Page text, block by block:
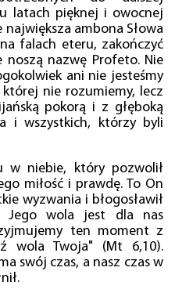
latach pięknej i owocnej
ambona Słowa
falach eteru, zakończyć
noszą nazwę Profeto. Nie
ani nie jesteśmy
nie rozumiemy, lecz
pokorą i z głęboką
i wszystkich, którzy byli
w niebie, który pozwolił
miłość i prawdę. To On
wyzwania i błogosławił
Jego wola jest dla nas
ten moment z
wola Twoja" (Mt 6,10).
swój czas, a nasz czas w